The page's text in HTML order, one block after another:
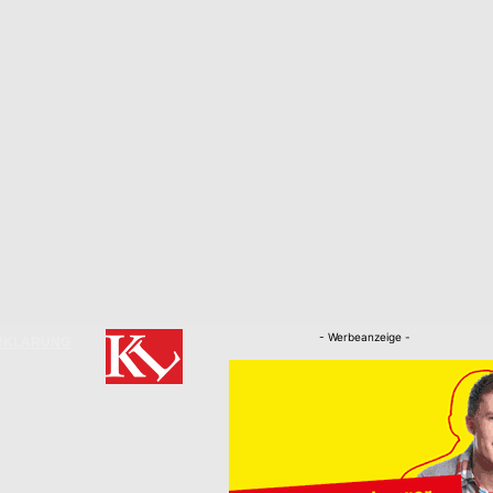
- Werbeanzeige -